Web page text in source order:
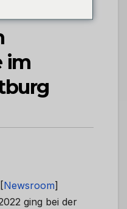
Grober
im
[Newsroom]
ging bei der